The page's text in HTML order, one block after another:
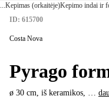
...Kepimas (orkaitėje)Kepimo indai ir
ID: 615700
Costa Nova
Pyrago
ø 30 cm, iš keramikos, …